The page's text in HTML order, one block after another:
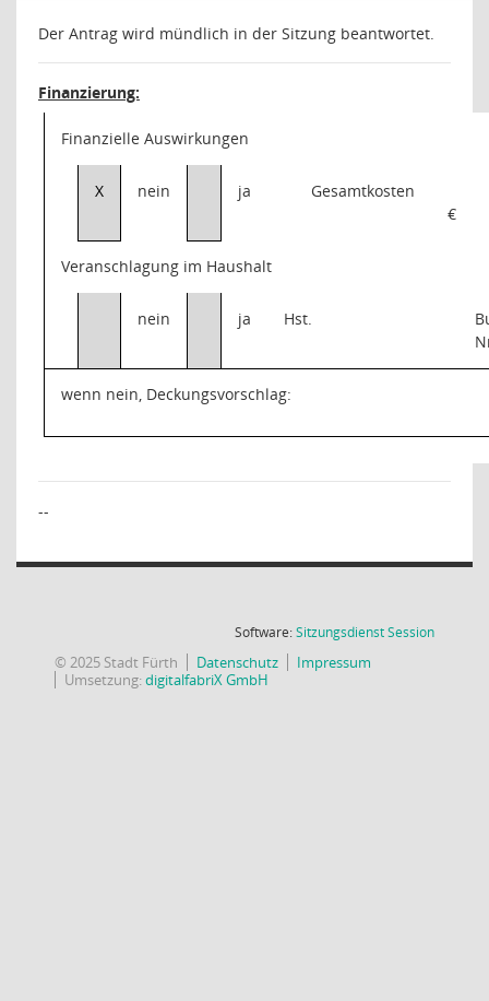
Der Antrag wird mündlich in der Sitzung beantwortet.
Finanzierung:
Finanzielle Auswirkungen
X nein ja
Gesamtkosten
€
Veranschlagung im Haushalt
nein ja Hst.
wenn nein, Deckungsvorschlag:
--
Software:SitzungsdienstSession(Wird in
© 2025 Stadt Fürth Datenschutz
Impressum
Umsetzung:digitalfabriX GmbH